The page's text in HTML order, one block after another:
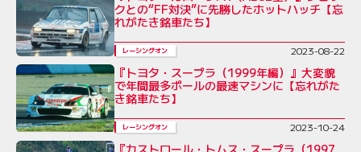
クとの“FF対決”に先勝したホットハッチ【忘
れがたき銘車たち】
レーシングオン 2023-08-22
『トヨタ・スープラ（1999年編）』大変貌
で年間最多ポールの最速マシンに【忘れがた
き銘車たち】
レーシングオン 2023-10-24
『カストロール・トムス・スープラ（1997